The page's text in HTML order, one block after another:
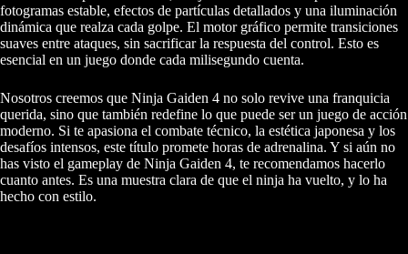
fotogramas estable, efectos de partículas detallados y una iluminación
dinámica que realza cada golpe. El motor gráfico permite transiciones
suaves entre ataques, sin sacrificar la respuesta del control. Esto es
esencial en un juego donde cada milisegundo cuenta.
Nosotros creemos que Ninja Gaiden 4 no solo revive una franquicia
querida, sino que también redefine lo que puede ser un juego de acción
moderno. Si te apasiona el combate técnico, la estética japonesa y los
desafíos intensos, este título promete horas de adrenalina. Y si aún no
has visto el gameplay de Ninja Gaiden 4, te recomendamos hacerlo
cuanto antes. Es una muestra clara de que el ninja ha vuelto, y lo ha
hecho con estilo.